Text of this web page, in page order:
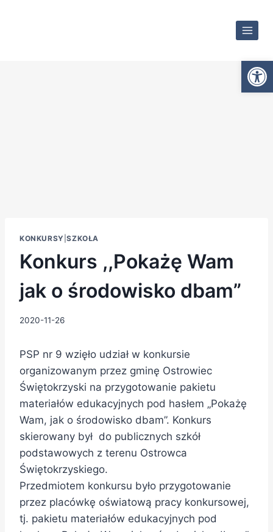
KONKURSY |SZKOŁA
Konkurs ,,Pokażę Wam
jak o środowisko dbam”
2020-11-26
PSP nr 9 wzięło udział w konkursie
organizowanym przez gminę Ostrowiec
Świętokrzyski na przygotowanie pakietu
materiałów edukacyjnych pod hasłem „Pokażę
Wam, jak o środowisko dbam”. Konkurs
skierowany był do publicznych szkół
podstawowych z terenu Ostrowca
Świętokrzyskiego.
Przedmiotem konkursu było przygotowanie
przez placówkę oświatową pracy konkursowej,
tj. pakietu materiałów edukacyjnych pod